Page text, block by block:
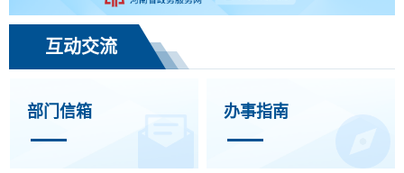
互动交流
部门信箱 办事指南